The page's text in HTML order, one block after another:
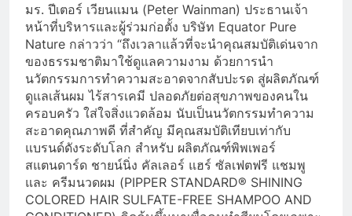
มร. ปีเตอร์ เวียนแมน (Peter Wainman) ประธานเจ้า
หน้าที่บริหารและผู้ร่วมก่อตั้ง บริษัท Equator Pure
Nature กล่าวว่า “ถึงเวลาแล้วที่จะนำคุณสมบัติเด่นจาก
ของธรรมชาติมาใช้ดูแลความงาม ด้วยการนำ
นวัตกรรมการทำความสะอาดจากสับปะรด สู่ผลิตภัณฑ์
ดูแลเส้นผม ไร้สารเคมี ปลอดภัยต่อสุขภาพของคนใน
ครอบครัว ใส่ใจสิ่งแวดล้อม นับเป็นนวัตกรรมทำความ
สะอาดคุณภาพดี ที่สำคัญ มีคุณสมบัติเทียบเท่ากับ
แบรนด์ดังระดับโลก สำหรับ ผลิตภัณฑ์พิพเพอร์
สแตนดาร์ด ชายน์นิ่ง คัลเลอร์ แฮร์ ซัลเฟตฟรี แชมพู
และ ครีมนวดผม (PIPPER STANDARD® SHINING
COLORED HAIR SULFATE-FREE SHAMPOO AND